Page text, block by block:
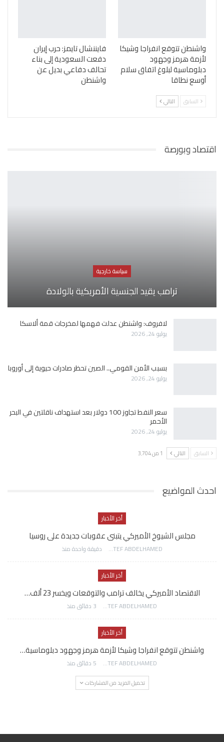
واشنطن تتوقع انفراجا وشيكا
لأزمة هرمز وجهود
دبلوماسية لبلوغ اتفاق سلام
أوسع نطاقا
فايننشال تايمز: حرب إيران
دفعت السعودية إلى بناء
تحالف دفاعي بديل عن
واشنطن
السابق التالي
اقتصاد وبورصة
سياسة خارجية
ترامب يقيد الجنسية الأمريكية بالولادة
لافروف: واشنطن عدلت فهمها لمخرجات قمة ألاسكا
يوليو 24, 2026
بسبب الأمن القومي.. الصين تحظر صادرات حيوية إلى أوروبا
يوليو 24, 2026
سعر النفط تجاوز 100 دولار بعد استهداف ناقلتين في البحر
الأحمر
يوليو 24, 2026
السابق التالي 1 من 3٬704
احدث المواضيع
أخر الأخبار
مجلس الشيوخ الأميركي يتبنى عقوبات جديدة على روسيا
AWATEF ABDELHAMED دقيقة واحدة منذ
أخر الأخبار
الاقتصاد الأميركي يخالف ترامب والتوقعات ويخسر 23 ألف…
AWATEF ABDELHAMED 3 دقائق منذ
أخر الأخبار
واشنطن تتوقع انفراجا وشيكا لأزمة هرمز وجهود دبلوماسية…
AWATEF ABDELHAMED 5 دقائق منذ
تحميل المزيد من المشاركات